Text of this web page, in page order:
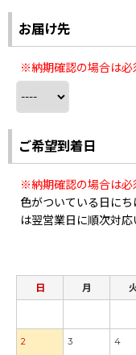
お届け先
※納期確認の場合は必
ご希望到着日
※納期確認の場合は必
色がついている日に
は翌営業日に順次対応
日 月
2 3 4